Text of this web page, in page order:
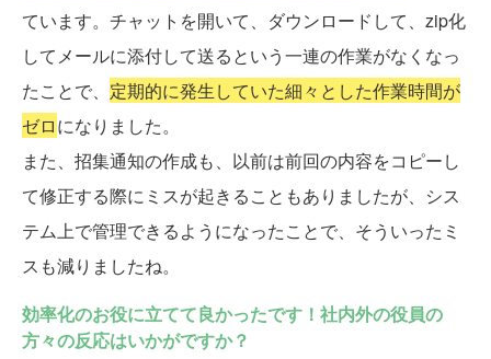
ています。チャットを開いて、ダウンロードして、zip化
してメールに添付して送るという一連の作業がなくなっ
たことで、 定期的に発生していた細々とした作業時間が
ゼロになりました。
また、招集通知の作成も、以前は前回の内容をコピーし
て修正する際にミスが起きることもありましたが、シス
テム上で管理できるようになったことで、そういったミ
スも減りましたね。
効率化のお役に立てて良かったです！社内外の役員の
方々の反応はいかがですか？